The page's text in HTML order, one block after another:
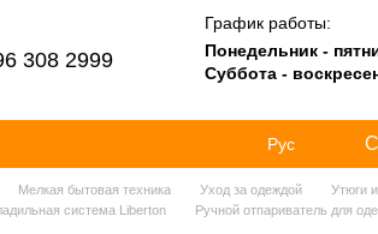
308 2999
График работы:
Понедельник -
Суббота -
Рус
Мелкая бытовая техника Уход за одеждой
Утюги
система Liberton
Ручной отпариватель для